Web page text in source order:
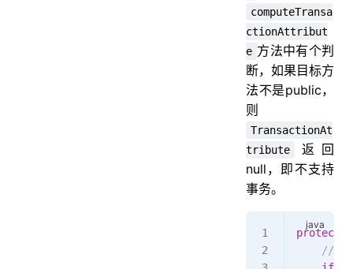
computeTransa
ctionAttribut
e 方法中有个判
断，如果目标方
法不是public，
则
TransactionAt
tribute
返回
null，即不支持
事务。
protected
//